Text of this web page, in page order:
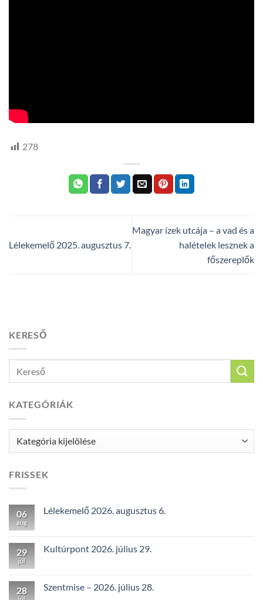
278
Lélekemelő 2025. augusztus 7.
Magyar ízek utcája – a vad és a
halételek lesznek a
főszereplők
KERESŐ
KATEGÓRIÁK
Kategóriák
FRISSEK
06
aug
Lélekemelő 2026. augusztus 6.
29
júl
Kultúrpont 2026. július 29.
28 Szentmise – 2026. július 28.